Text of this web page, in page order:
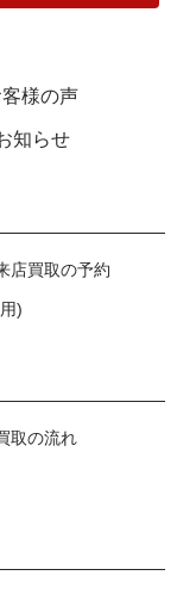
客様の声
知らせ
店買取の予約
)
取の流れ